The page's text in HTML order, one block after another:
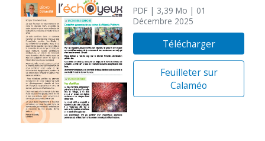
PDF | 3,39 Mo | 01
Décembre 2025
Télécharger
Feuilleter sur
Calaméo